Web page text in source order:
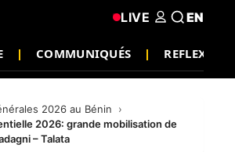
COMMUNIQUÉS
LIVE EN
2026 au Bénin
2026: grande mobilisation de
– Talata